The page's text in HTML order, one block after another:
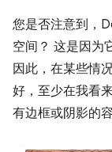
您是否注意到，
空间？ 这是因为
因此，在某些情
好，至少在我看
有边框或阴影的容